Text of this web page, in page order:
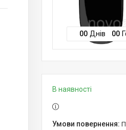
00 Днів 00
В наявності